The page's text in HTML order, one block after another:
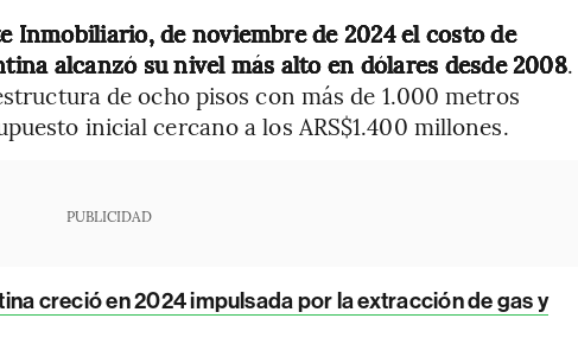
Inmobiliario, de noviembre de 2024 el costo de
alcanzó su nivel más alto en dólares desde 2008.
de ocho pisos con más de 1.000 metros
inicial cercano a los ARS$1.400 millones.
PUBLICIDAD
creció en 2024 impulsada por la extracción de gas y